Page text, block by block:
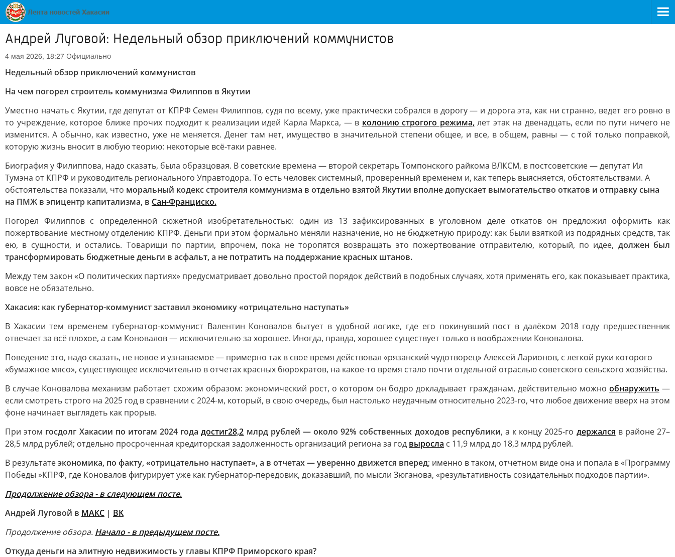
Андрей Луговой: Недельный обзор приключений коммунистов
4 мая 2026, 18:27 Официально
Недельный обзор приключений коммунистов
На чем погорел строитель коммунизма Филиппов в Якутии
Уместно начать с Якутии, где депутат от КПРФ Семен Филиппов, судя по всему, уже практически собрался в дорогу — и дорога эта, как ни странно, ведет его ровно в
то учреждение, которое ближе прочих подходит к реализации идей Карла Маркса, — в колонию строгого режима,лет этак на двенадцать, если по пути ничего не
изменится. А обычно, как известно, уже не меняется. Денег там нет, имущество в значительной степени общее, и все, в общем, равны — с той только поправкой,
которую жизнь вносит в любую теорию: некоторые всё-таки равнее.
Биография у Филиппова, надо сказать, была образцовая. В советские времена — второй секретарь Томпонского райкома ВЛКСМ, в постсоветские — депутат Ил
Тумэна от КПРФ и руководитель регионального Управтодора. То есть человек системный, проверенный временем и, как теперь выясняется, обстоятельствами. А
обстоятельства показали, что моральный кодекс строителя коммунизма в отдельно взятой Якутии вполне допускает вымогательство откатов и отправку сына
на ПМЖ в эпицентр капитализма, в Сан-Франциско.
Погорел Филиппов с определенной сюжетной изобретательностью: один из 13 зафиксированных в уголовном деле откатов он предложил оформить как
пожертвование местному отделению КПРФ. Деньги при этом формально меняли назначение, но не бюджетную природу: как были взяткой из подрядных средств, так
ею, в сущности, и остались. Товарищи по партии, впрочем, пока не торопятся возвращать это пожертвование отправителю, который, по идее, должен был
трансформировать бюджетные деньги в асфальт, а не потратить на поддержание красных штанов.
Между тем закон «О политических партиях» предусматривает довольно простой порядок действий в подобных случаях, хотя применять его, как показывает практика,
вовсе не обязательно.
Хакасия: как губернатор-коммунист заставил экономику «отрицательно наступать»
В Хакасии тем временем губернатор-коммунист Валентин Коновалов бытует в удобной логике, где его покинувший пост в далёком 2018 году предшественник
отвечает за всё плохое, а сам Коновалов — исключительно за хорошее. Иногда, правда, хорошее существует только в воображении Коновалова.
Поведение это, надо сказать, не новое и узнаваемое — примерно так в свое время действовал «рязанский чудотворец» Алексей Ларионов, с легкой руки которого
«бумажное мясо», существующее исключительно в отчетах красных бюрократов, на какое-то время стало почти отдельной отраслью советского сельского хозяйства.
В случае Коновалова механизм работает схожим образом: экономический рост, о котором он бодро докладывает гражданам, действительно можно обнаружить —
если смотреть строго на 2025 год в сравнении с 2024-м, который, в свою очередь, был настолько неудачным относительно 2023-го, что любое движение вверх на этом
фоне начинает выглядеть как прорыв.
При этом госдолг Хакасии по итогам 2024 годадостиг28,2 млрд рублей — около 92% собственных доходов республики, а к концу 2025-го держался в районе 27–
28,5 млрд рублей; отдельно просроченная кредиторская задолженность организаций региона за год выросла с 11,9 млрд до 18,3 млрд рублей.
В результатеэкономика, по факту, «отрицательно наступает», а в отчетах — уверенно движется вперед; именно в таком, отчетном виде она и попала в «Программу
Победы »КПРФ, где Коновалов фигурирует уже как губернатор-передовик, доказавший, по мысли Зюганова, «результативность созидательных подходов партии».
Продолжение обзора - в следующем посте.
Андрей Луговой в МАКС | ВK
Продолжение обзора. Начало - в предыдущем посте.
Откуда деньги на элитную недвижимость у главы КПРФ Приморского края?